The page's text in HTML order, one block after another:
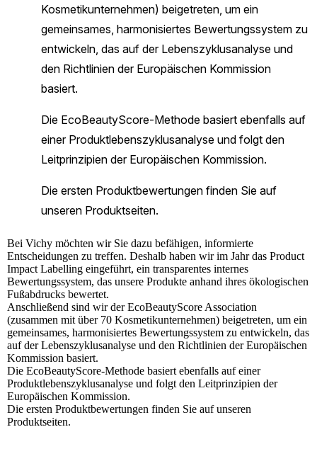
Bei Vichy möchten wir Sie dazu befähigen, informierte
Entscheidungen zu treffen. Deshalb haben wir im Jahr das Product
Impact Labelling eingeführt, ein transparentes internes
Bewertungssystem, das unsere Produkte anhand ihres ökologischen
Fußabdrucks bewertet.
Anschließend sind wir der EcoBeautyScore Association
(zusammen mit über 70 Kosmetikunternehmen) beigetreten, um ein
gemeinsames, harmonisiertes Bewertungssystem zu entwickeln, das
auf der Lebenszyklusanalyse und den Richtlinien der Europäischen
Kommission basiert.
Die EcoBeautyScore-Methode basiert ebenfalls auf einer
Produktlebenszyklusanalyse und folgt den Leitprinzipien der
Europäischen Kommission.
Die ersten Produktbewertungen finden Sie auf unseren
Produktseiten.